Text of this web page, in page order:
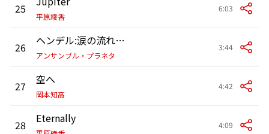
25
平原綾香
6:03
26 ヘンデル:涙の流れるままに
アンサンブル・プラネタ
3:44
27 空へ
岡本知高
4:42
28 Eternally 4:09